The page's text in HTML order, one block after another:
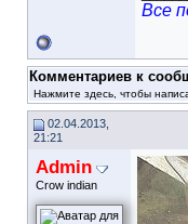
Все
Комментариев к
Нажмите здесь, чтобы
02.04.2013,
21:21
Admin
Crow indian